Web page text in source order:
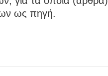
ως πηγή.